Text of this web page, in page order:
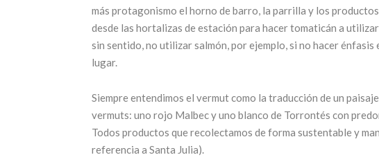
más protagonismo el horno de barro, la parrilla y los
desde las hortalizas de estación para hacer tomaticán a
sin sentido, no utilizar salmón, por ejemplo, si no hacer
lugar.
Siempre entendimos el vermut como la traducción de un
vermuts: uno rojo Malbec y uno blanco de Torrontés con
Todos productos que recolectamos de forma sustentable y
referencia a Santa Julia).